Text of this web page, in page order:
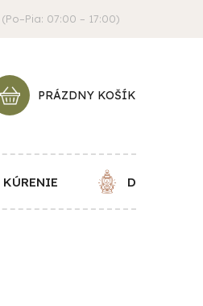
(Po–Pia: 07:00 – 17:00)
PRÁZDNY KOŠÍK
KÚRENIE DEKORÁCIE